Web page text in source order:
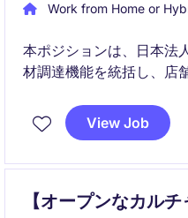
Work from Home or
本ポジションは、日本法
材調達機能を統括し、店
関係者と連携しながら、
ー管理、KPIおよび予算
View Job
【オープンなカル